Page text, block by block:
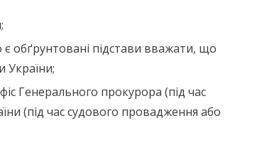
обґрунтовані підстави вважати, що
України;
Генерального прокурора (під час
(під час судового провадження або